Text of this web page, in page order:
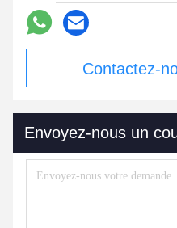
Contactez-
Envoyez-nous un